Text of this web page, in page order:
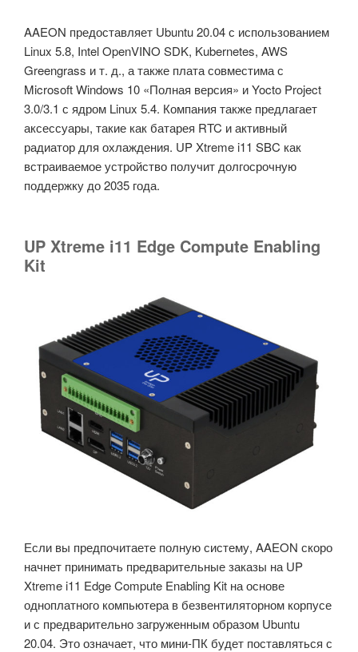
AAEON предоставляет Ubuntu 20.04 с использованием
Linux 5.8, Intel OpenVINO SDK, Kubernetes, AWS
Greengrass и т. д., а также плата совместима с
Microsoft Windows 10 «Полная версия» и Yocto Project
3.0/3.1 с ядром Linux 5.4. Компания также предлагает
аксессуары, такие как батарея RTC и активный
радиатор для охлаждения. UP Xtreme i11 SBC как
встраиваемое устройство получит долгосрочную
поддержку до 2035 года.
UP Xtreme i11 Edge Compute Enabling
Kit
Если вы предпочитаете полную систему, AAEON скоро
начнет принимать предварительные заказы на UP
Xtreme i11 Edge Compute Enabling Kit на основе
одноплатного компьютера в безвентиляторном корпусе
и с предварительно загруженным образом Ubuntu
20.04. Это означает, что мини-ПК будет поставляться с